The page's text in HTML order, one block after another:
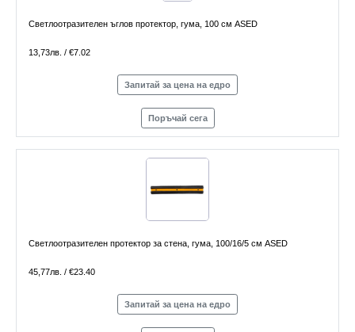
Светлоотразителен ъглов протектор, гума, 100 см ASED
13,73лв. / €7.02
Запитай за цена на едро
Поръчай сега
Светлоотразителен протектор за стена, гума, 100/16/5 см ASED
45,77лв. / €23.40
Запитай за цена на едро